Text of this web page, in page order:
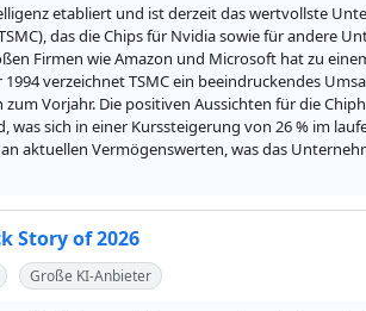
etabliert und ist derzeit das wertvollste
das die Chips für Nvidia sowie für andere
Firmen wie Amazon und Microsoft hat zu
verzeichnet TSMC ein beeindruckendes
Vorjahr. Die positiven Aussichten für die
sich in einer Kurssteigerung von 26 % im
aktuellen Vermögenswerten, was das
Story of 2026
Große KI-Anbieter